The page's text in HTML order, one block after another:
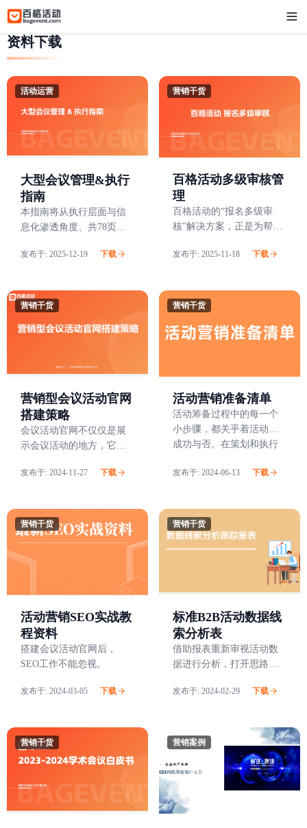
资料下载
活动运营
大型会议管理&执行
指南
本指南将从执行层面与信
息化渗透角度、共78页丰
办方如何办好千人规模大
量提升路径、员工及观众
价值沉淀与复用等核心方
发布于: 2025-12-19 下载
营销干货
百格活动多级审核管
理
百格活动的“报名多级审
核”解决方案，正是为帮助
会者池”而生，为您的大会
发布于: 2025-11-18 下载
营销干货
营销型会议活动官网
搭建策略
会议活动官网不仅仅是展
示会议活动的地方，它还
战场。良好的SEO策略可
报名人数，同时强化长期
的品牌价值。
发布于: 2024-11-27 下载
营销干货
活动营销准备清单
活动筹备过程中的每一个
小步骤，都关乎着活动的
成功与否。在策划和执行
一个详尽且经过精心设计
们系统地跟踪和管理各项
任务，还能确保活动的顺
利进行，并达到预期的效
发布于: 2024-06-13 下载
营销干货
活动营销SEO实战教
程资料
搭建会议活动官网后，
SEO工作不能忽视。
发布于: 2024-03-05 下载
营销干货
标准B2B活动数据线
索分析表
借助报表重新审视活动数
据进行分析，打开思路，
发布于: 2024-02-29 下载
营销干货 营销案例